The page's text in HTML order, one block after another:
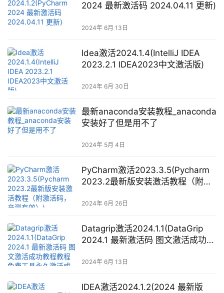
2024 最新激活码 2024.04.11 更新)
2024年 6月 13日
Idea激活2024.1.4(IntelliJ IDEA
2023.2.1 IDEA2023中文激活版)
2024年 6月 30日
最新anaconda安装教程_anaconda
安装好了但是用不了
2024年 5月 4日
PyCharm激活2023.3.5(Pycharm
2023.2最新版安装激活教程（附激
2024年 6月 26日
Datagrip激活2024.1.1(DataGrip
2024.1 最新激活码 图文激活成功教
长期更新)
2024年 6月 13日
IDEA激活2024.1.2(2024 最新版